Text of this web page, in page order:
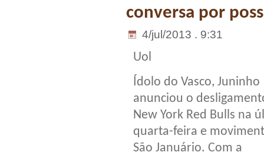
conversa por
4/jul/2013 . 9:31
Uol
Ídolo do Vasco, Juninho
anunciou o
New York Red Bulls na
quarta-feira e
São Januário. Com a